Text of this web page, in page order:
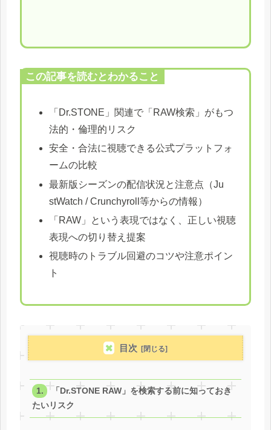
この記事を読むとわかること
「Dr.STONE」関連で「RAW検索」がもつ
法的・倫理的リスク
安全・合法に視聴できる公式プラットフォ
ームの比較
最新版シーズンの配信状況と注意点（Ju
stWatch / Crunchyroll等からの情報）
「RAW」という表現ではなく、正しい視聴
表現への切り替え提案
視聴時のトラブル回避のコツや注意ポイン
ト
目次
「Dr.STONE RAW」を検索する前に知っておき
たいリスク